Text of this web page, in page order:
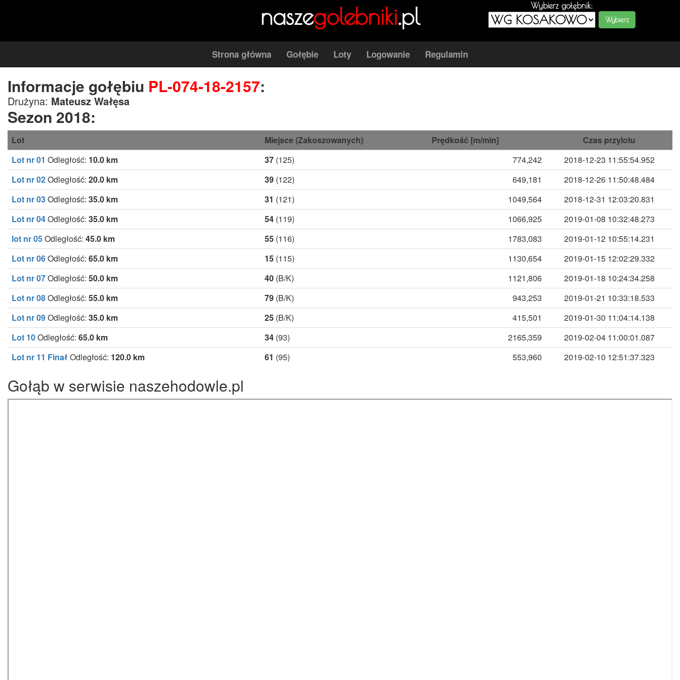
naszegolebniki.pl Wybierz gołębnik:
Strona główna Gołębie Loty Logowanie Regulamin
Informacje gołębiu PL-074-18-2157:
Drużyna: Mateusz Wałęsa
Sezon 2018:
Lot Miejsce (Zakoszowanych) Prędkość [m/min]
Czas przylotu
Lot nr 01 Odległość: 10.0 km 37 (125) 774,242
2018-12-23 11:55:54.952
Lot nr 02Odległość: 20.0 km 39 (122) 649,181
2018-12-26 11:50:48.484
Lot nr 03Odległość: 35.0 km 31 (121) 1049,564
2018-12-31 12:03:20.831
Lot nr 04Odległość: 35.0 km 54 (119) 1066,925
2019-01-08 10:32:48.273
lot nr 05Odległość: 45.0 km 55 (116) 1783,083
2019-01-12 10:55:14.231
Lot nr 06Odległość: 65.0 km 15 (115) 1130,654
2019-01-15 12:02:29.332
Lot nr 07Odległość: 50.0 km 40 (B/K) 1121,806
2019-01-18 10:24:34.258
Lot nr 08Odległość: 55.0 km 79 (B/K) 943,253
2019-01-21 10:33:18.533
Lot nr 09Odległość: 35.0 km 25 (B/K) 415,501
2019-01-30 11:04:14.138
Lot 10Odległość: 65.0 km 34 (93) 2165,359
2019-02-04 11:00:01.087
Lot nr 11 FinałOdległość: 120.0 km 61 (95) 553,960 2019-02-10 12:51:37.323
Gołąb w serwisie naszehodowle.pl